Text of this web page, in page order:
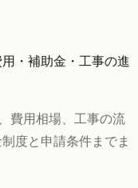
・補助金・工事の進
費用相場、工事の流
度と申請条件までま